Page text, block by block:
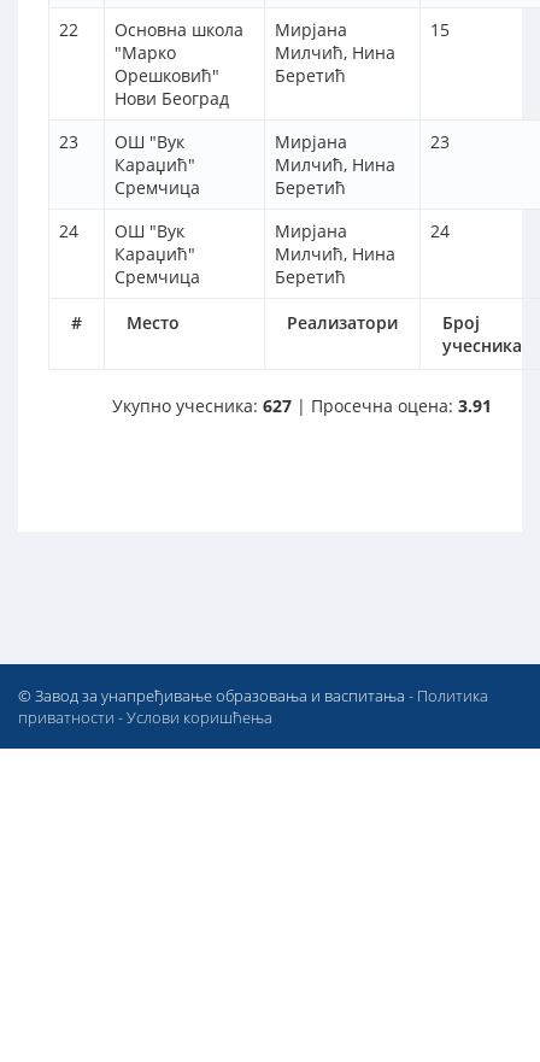
# Место Реализатори
Број
учесника
22
Основна школа
"Марко
Орешковић"
Нови Београд
Мирјана
Милчић, Нина
Беретић
15
23
ОШ "Вук
Караџић"
Сремчица
Мирјана
Милчић, Нина
Беретић
23
24
ОШ "Вук
Караџић"
Сремчица
Мирјана
Милчић, Нина
Беретић
24
Укупно учесника: 627 | Просечна оцена: 3.91
© Завод за унапређивање образовања и васпитања - Политика
приватности -Услови коришћења